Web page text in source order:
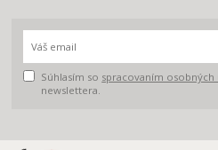
Súhlasím so spracovaním osobných
newslettera.